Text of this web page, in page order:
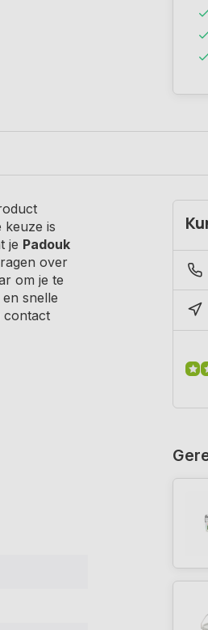
keuze is
je Padouk
over
om je te
snelle
contact